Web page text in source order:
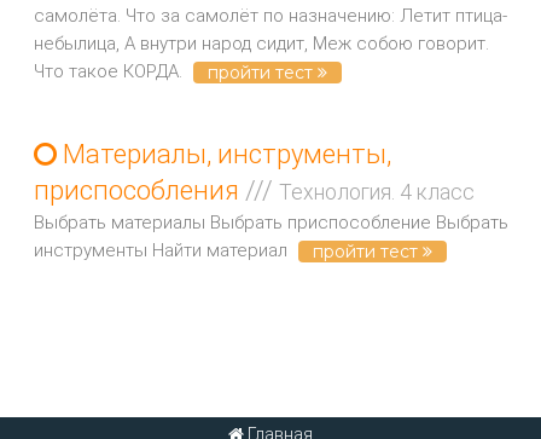
самолёта. Что за самолёт по назначению: Летит птица-
небылица, А внутри народ сидит, Меж собою говорит.
Что такое КОРДА.
пройти тест
Материалы, инструменты,
приспособления /// Технология. 4 класс
Выбрать материалы Выбрать приспособление Выбрать
инструменты Найти материал
пройти тест
Главная